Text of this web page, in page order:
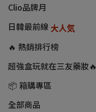
Clio品牌月
日韓最前線 大人気
🔥 熱銷排行榜
超強盒玩就在三友藥妝🔥
📦 箱購專區
全部商品